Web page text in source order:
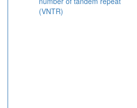
(VNTR)